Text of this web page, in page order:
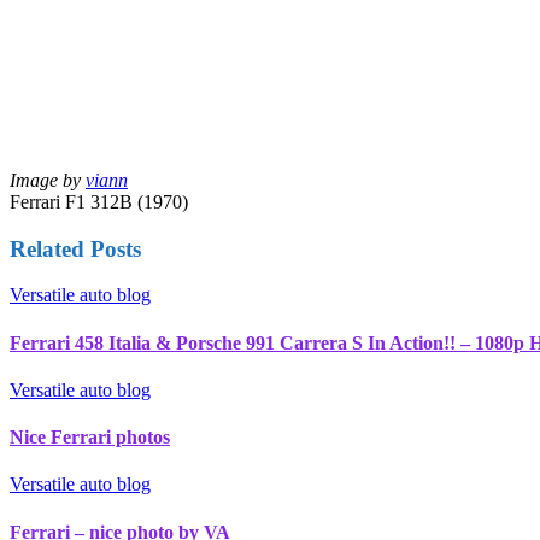
Image by viann
Ferrari F1 312B (1970)
Related Posts
Versatile auto blog
Ferrari 458 Italia & Porsche 991 Carrera S In Action!! – 1080p
Versatile auto blog
Nice Ferrari photos
Versatile auto blog
Ferrari – nice photo by VA